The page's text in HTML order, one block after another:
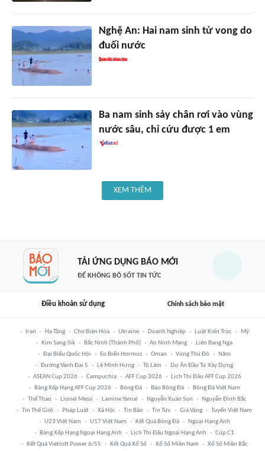
Nghệ An: Hai nam sinh tử vong do
đuối nước
Ba nam sinh sảy chân rơi vào vùng
nước sâu, chỉ cứu được 1 em
XEM THÊM
TẢI ỨNG DỤNG BÁO MỚI
ĐỂ KHÔNG BỎ SÓT TIN TỨC
Điều khoản sử dụng Chính sách bảo mật
Iran Hạ Tầng Chợ Biên Hòa Ukraine Doanh Nghiệp Luật Kiến Trúc
Mỹ
Kim Sang-Sik
Bắc Ninh (thành Phố) An Ninh Mạng
Liên Bang Nga
Đại Biểu Quốc Hội
Eo Biển Hormuz Oman Vùng Thủ Đô
Năm
Đường Vành Đai 5
Lê Minh Hưng Tô Lâm
Dự Án Đầu Tư Xây Dựng
ASEAN Cup 2026
Campuchia AFF Cup 2026
Lịch Thi Đấu AFF Cup 2026
Bảng Xếp Hạng AFF Cup 2026
Bóng Đá Báo Bóng Đá
Bóng Đá Việt Nam
Thể Thao
Lionel Messi Lamine Yamal Nguyễn Xuân Son
Nguyễn Đình Bắc
Tin Thế Giới
Pháp Luật Xã Hội Tin Bão Tin Tức Giá Vàng
Tuyển Việt Nam
U23 Việt Nam
U17 Việt Nam Kết Quả Bóng Đá
Ngoại Hạng Anh
Bảng Xếp Hạng Ngoại Hạng Anh
Lịch Thi Đấu Ngoại Hạng Anh
Cúp C1
Kết Quả Vietlott Power 6/55
Kết Quả Xổ Số Xổ Số Miền Nam Xổ Số Miền Bắc